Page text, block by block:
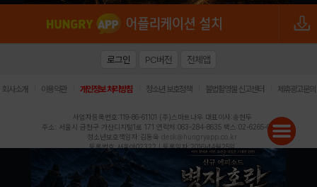
로그인 PC버전 전체앱
회사소개 이용약관 개인정보 처리방침 청소년 보호정책 불법촬영물 신고센터 제휴광고문의
사업자등록번호:119-86-61101 (주)스마트나우 대표이사:송현두
주소: 서울시 금천구 가산디지털1로 171 연락처:063-284-8635 팩스:02-6265-0377
청소년보호책임자:김동욱 desk@hungryapp.co.kr
등록번호:서울아02322 | 등록일자:2016년4월25일
발행인:(주)스마트나우 송현두 | 편집인:김동욱
헝그리앱의 콘텐츠 및 기사는 저작권법의 보호를 받으므로, 무단 전재, 복사, 배포 등을 금합니다.